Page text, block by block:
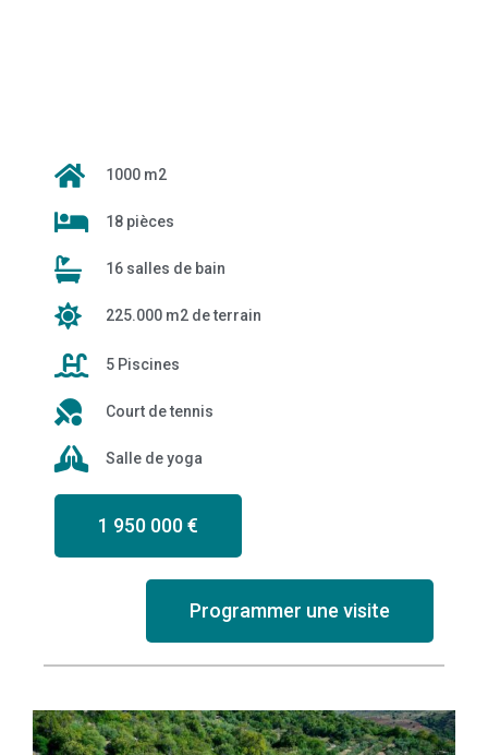
1000 m2
18 pièces
16 salles de bain
225.000 m2 de terrain
5 Piscines
Court de tennis
Salle de yoga
1 950 000 €
Programmer une visite